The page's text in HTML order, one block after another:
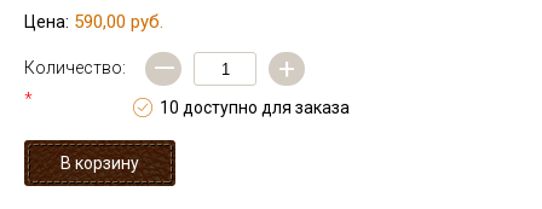
Цена: 590,00 руб.
Количество:
*
— +
10 доступно для заказа